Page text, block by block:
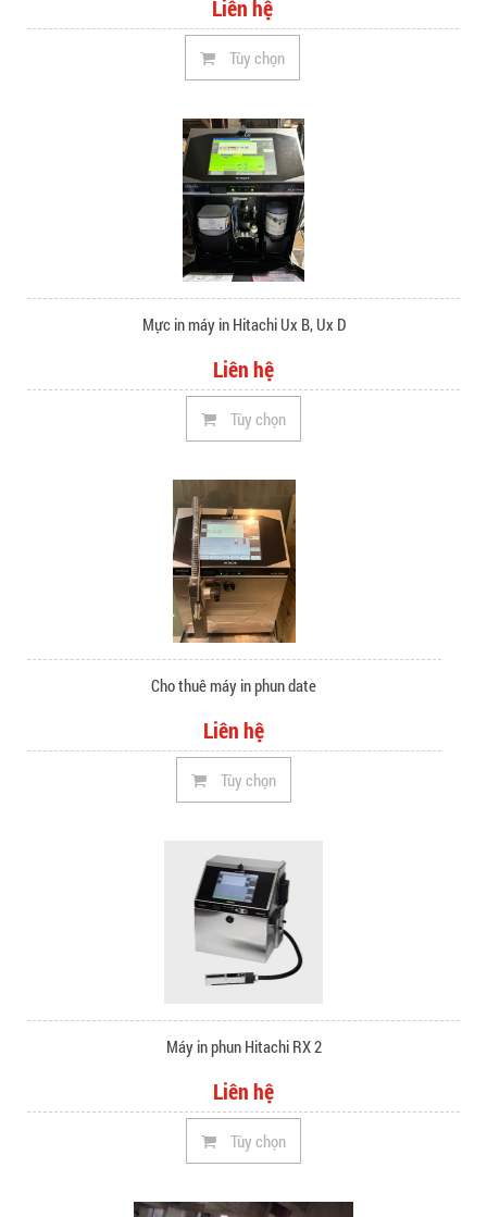
Liên hệ
Tùy chọn
Mực in máy in Hitachi Ux B, Ux D
Liên hệ
Tùy chọn
Cho thuê máy in phun date
Liên hệ
Tùy chọn
Máy in phun Hitachi RX 2
Liên hệ
Tùy chọn